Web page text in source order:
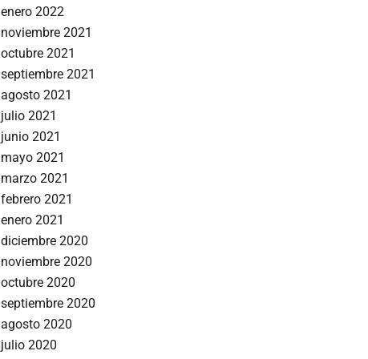
enero 2022
noviembre 2021
octubre 2021
septiembre 2021
agosto 2021
julio 2021
junio 2021
mayo 2021
marzo 2021
febrero 2021
enero 2021
diciembre 2020
noviembre 2020
octubre 2020
septiembre 2020
agosto 2020
julio 2020